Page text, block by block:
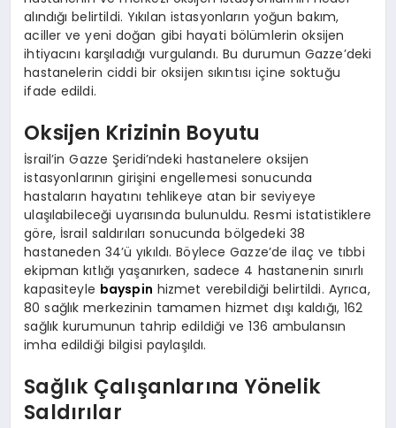
alındığı belirtildi. Yıkılan istasyonların yoğun bakım,
aciller ve yeni doğan gibi hayati bölümlerin oksijen
ihtiyacını karşıladığı vurgulandı. Bu durumun Gazze’deki
hastanelerin ciddi bir oksijen sıkıntısı içine soktuğu
ifade edildi.
Oksijen Krizinin Boyutu
İsrail’in Gazze Şeridi’ndeki hastanelere oksijen
istasyonlarının girişini engellemesi sonucunda
hastaların hayatını tehlikeye atan bir seviyeye
ulaşılabileceği uyarısında bulunuldu. Resmi istatistiklere
göre, İsrail saldırıları sonucunda bölgedeki 38
hastaneden 34’ü yıkıldı. Böylece Gazze’de ilaç ve tıbbi
ekipman kıtlığı yaşanırken, sadece 4 hastanenin sınırlı
kapasiteyle bayspin hizmet verebildiği belirtildi. Ayrıca,
80 sağlık merkezinin tamamen hizmet dışı kaldığı, 162
sağlık kurumunun tahrip edildiği ve 136 ambulansın
imha edildiği bilgisi paylaşıldı.
Sağlık Çalışanlarına Yönelik
Saldırılar